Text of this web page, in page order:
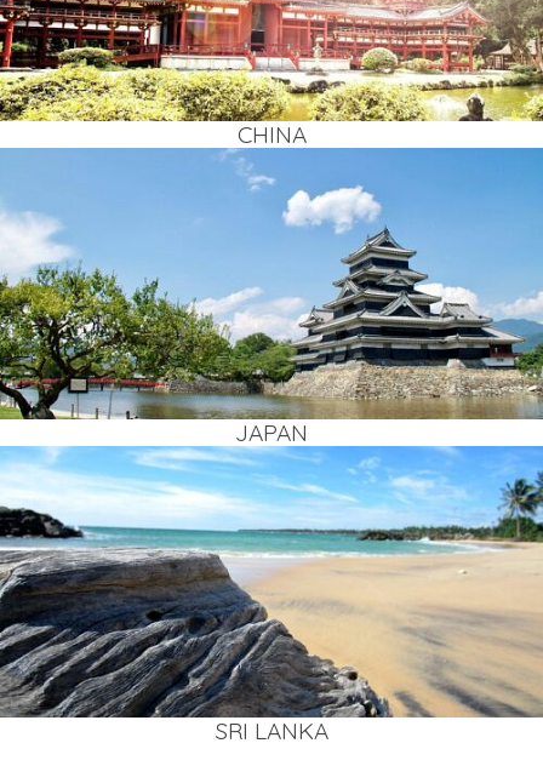
CHI­NA
JAPAN
SRI LAN­KA